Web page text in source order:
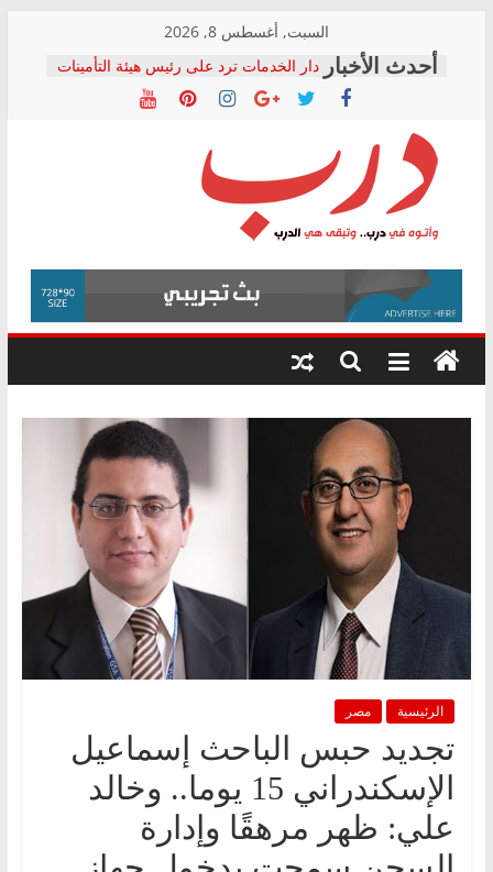
content
السبت, أغسطس 8, 2026
دار الخدمات ترد على رئيس هيئة التأمينات
بعد مؤتمره الصحفي: إنكار الأزمة لا ينهي
معاناة أصحاب المعاشات.. ونطالب بكشف
فرحات سليمان يكتب: القطاع الصحي إلى
أين؟
حزب التحالف الشعبي يطلق لجنة “الحق
في الصحة” بالإسكندرية لرصد الانتهاكات
ودعم المرضى
الوزاري لمدينة الصحفيين.. وانتهاء أعمال
إنشاء المبنى الإداري
المجلس القومي لحقوق الإنسان يعلن
متابعة قضية الدكتور محمد زهران.. ويؤكد:
قرينة البراءة وضمانات المحاكمة العادلة
درب
وأتوه
درب..
وتبقى
هي
الرئيسية مصر
تجديد حبس الباحث إسماعيل
الإسكندراني 15 يوما.. وخالد
علي: ظهر مرهقًا وإدارة